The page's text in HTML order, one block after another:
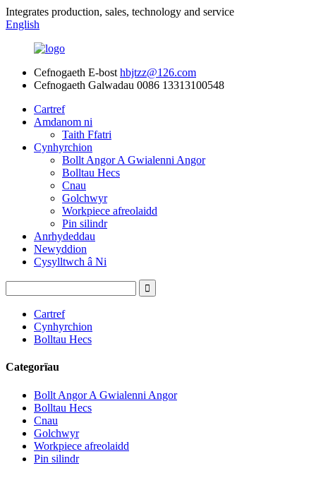
Integrates production, sales, technology and service
English
Cefnogaeth E-bost hbjtzz@126.com
Cefnogaeth Galwadau 0086 13313100548
Cartref
Amdanom ni
Taith Ffatri
Cynhyrchion
Bollt Angor A Gwialenni Angor
Bolltau Hecs
Cnau
Golchwyr
Workpiece afreolaidd
Pin silindr
Anrhydeddau
Newyddion
Cysylltwch â Ni
Cartref
Cynhyrchion
Bolltau Hecs
Categorïau
Bollt Angor A Gwialenni Angor
Bolltau Hecs
Cnau
Golchwyr
Workpiece afreolaidd
Pin silindr